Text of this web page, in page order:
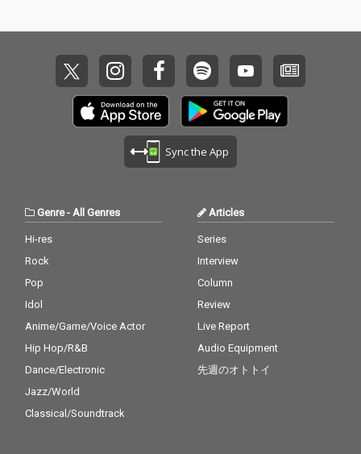
開を前面に押し出して
s (Full Moon)』はその
二つのEPを単に束ねた
コンピレーションでは
なく、断片的に放たれ
ていた楽曲群を同じ軌
道に乗せることでDos
Monosが本来表現した
に歌う「月光intro」を
皮切りに、物語の幕開
〈レッツゴウ〉の連呼
的なリフに過去へのノ
スタルジーを重ねたア
ンセム「KIRA KIRA」、
そしてアヴァンギャル
ドな実験性と生々しい
錯する「Really Fre
開を前面に押し出して
s (Full Moon)』はその
二つのEPを単に束ねた
コンピレーションでは
なく、断片的に放たれ
ていた楽曲群を同じ軌
道に乗せることでDos
Monosが本来表現した
に歌う「月光intro」を
皮切りに、物語の幕開
〈レッツゴウ〉の連呼
でライブではすでに定
U」、ニューウェーブ
的なリフに過去へのノ
スタルジーを重ねたア
ンセム「KIRA KIRA」、
そしてアヴァンギャル
の異質な融合を更に加
速させた作品となって
いる。 ライブでも既に
定番化し“レッツゴ
ー”というフレーズの連
呼でフロアの熱量を高
グ・チューン 「LETSU
ックから幕を開けて目
まぐるしく展開が変貌
していく過激な楽曲
ーブを彷彿とさせるリ
セム「KIRA KIRA」、ア
ヴァンギャルドな危う
の憧憬を織り交ぜた
「Really Free」の計4
『Dos Moons』に続
の異質な融合を更に加
速させた作品となって
いる。 ライブでも既に
定番化し“レッツゴ
ー”というフレーズの連
呼でフロアの熱量を高
グ・チューン 「LETSU
ックから幕を開けて目
まぐるしく展開が変貌
していく過激な楽曲
ーブを彷彿とさせるリ
フとキラキラしていた
過去の思い出を振り返
セム「KIRA KIRA」、ア
ヴァンギャルドな危う
の憧憬を織り交ぜた
Sync the App
Genre- All Genres
Hi-res
Rock
Pop
Idol
Anime/Game/Voice Actor
Hip Hop/R&B
Dance/Electronic
Jazz/World
Classical/Soundtrack
Articles
Series
Interview
Column
Review
Live Report
Audio Equipment
先週のオトトイ